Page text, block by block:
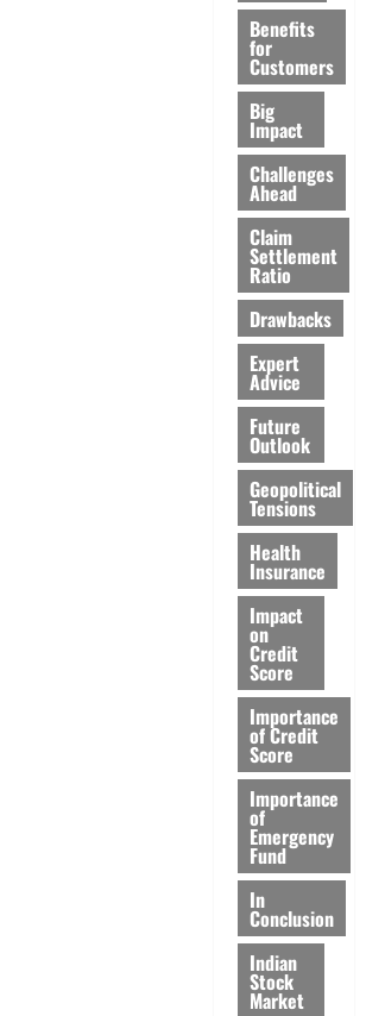
Benefits
for
Customers
Big
Impact
Challenges
Ahead
Claim
Settlement
Ratio
Drawbacks
Expert
Advice
Future
Outlook
Geopolitical
Tensions
Health
Insurance
Impact
on
Credit
Score
Importance
of Credit
Score
Importance
of
Emergency
Fund
In
Conclusion
Indian
Stock
Market